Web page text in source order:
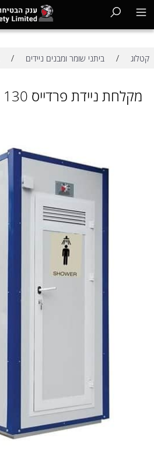
קטלוג / ביתני שומר ומבנים ניידים /
מקלחת ניידת פרדייס 130